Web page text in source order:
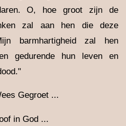
O, hoe groot zijn de
zal aan hen die deze
barmhartigheid zal hen
gedurende hun leven en
Gegroet ...
in God ...